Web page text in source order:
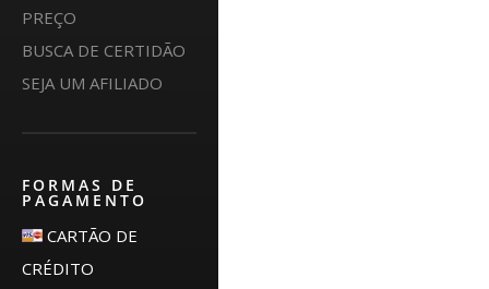
PREÇO
BUSCA DE CERTIDÃO
SEJA UM AFILIADO
FORMAS DE
PAGAMENTO
CARTÃO DE
CRÉDITO